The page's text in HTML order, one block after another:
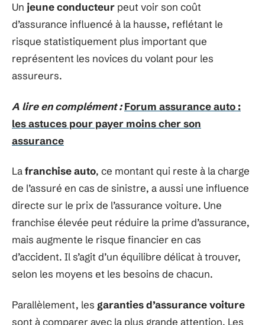
Un jeune conducteur peut voir son coût
d’assurance influencé à la hausse, reflétant le
risque statistiquement plus important que
représentent les novices du volant pour les
assureurs.
A lire en complément : Forum assurance auto :
les astuces pour payer moins cher son
assurance
Lafranchise auto, ce montant qui reste à la charge
de l’assuré en cas de sinistre, a aussi une influence
directe sur le prix de l’assurance voiture. Une
franchise élevée peut réduire la prime d’assurance,
mais augmente le risque financier en cas
d’accident. Il s’agit d’un équilibre délicat à trouver,
selon les moyens et les besoins de chacun.
Parallèlement, les garanties d’assurance voiture
sont à comparer avec la plus grande attention. Les